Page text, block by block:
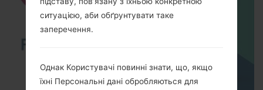
ситуацією, аби обґрунтувати таке
заперечення.
Однак Користувачі повинні знати, що, якщо
їхні Персональні дані обробляються для